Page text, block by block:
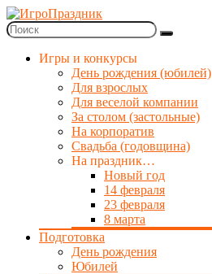
Игры и конкурсы
День рождения (юбилей)
Для взрослых
Для веселой компании
За столом (застольные)
На корпоратив
Свадьба (годовщина)
На праздник…
Новый год
14 февраля
23 февраля
8 марта
Подготовка
День рождения
Юбилей